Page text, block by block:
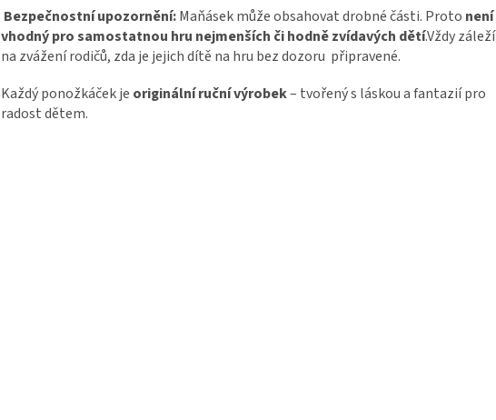
Bezpečnostní upozornění:Maňásek může obsahovat drobné části. Proto není
vhodný pro samostatnou hru nejmenších či hodně zvídavých dětí.Vždy záleží
na zvážení rodičů, zda je jejich dítě na hru bez dozoru připravené.
Každý ponožkáček je originální ruční výrobek– tvořený s láskou a fantazií pro
radost dětem.